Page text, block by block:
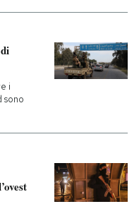
Europa
Mondiali calcio 2026
i
sono